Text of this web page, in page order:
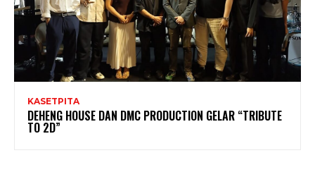
KASETPITA
DEHENG HOUSE DAN DMC PRODUCTION GELAR “TRIBUTE
TO 2D”